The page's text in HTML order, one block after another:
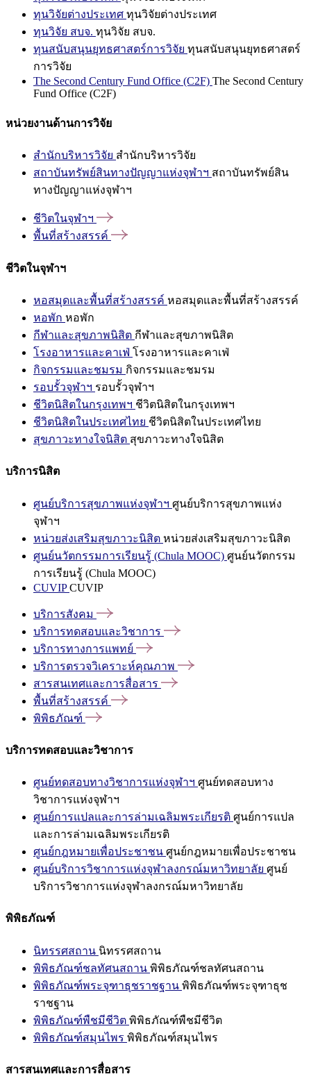
ทุนวิจัยต่างประเทศ ทุนวิจัยต่างประเทศ
ทุนวิจัย สบจ. ทุนวิจัย สบจ.
ทุนสนับสนุนยุทธศาสตร์การวิจัย ทุนสนับสนุนยุทธศาสตร์
การวิจัย
The Second Century Fund Office (C2F) The Second Century
Fund Office (C2F)
หน่วยงานด้านการวิจัย
สำนักบริหารวิจัย สำนักบริหารวิจัย
สถาบันทรัพย์สินทางปัญญาแห่งจุฬาฯ สถาบันทรัพย์สิน
ทางปัญญาแห่งจุฬาฯ
ชีวิตในจุฬาฯ
พื้นที่สร้างสรรค์
ชีวิตในจุฬาฯ
หอสมุดและพื้นที่สร้างสรรค์ หอสมุดและพื้นที่สร้างสรรค์
หอพัก หอพัก
กีฬาและสุขภาพนิสิต กีฬาและสุขภาพนิสิต
โรงอาหารและคาเฟ่ โรงอาหารและคาเฟ่
กิจกรรมและชมรม กิจกรรมและชมรม
รอบรั้วจุฬาฯ รอบรั้วจุฬาฯ
ชีวิตนิสิตในกรุงเทพฯ ชีวิตนิสิตในกรุงเทพฯ
ชีวิตนิสิตในประเทศไทย ชีวิตนิสิตในประเทศไทย
สุขภาวะทางใจนิสิต สุขภาวะทางใจนิสิต
บริการนิสิต
ศูนย์บริการสุขภาพแห่งจุฬาฯ ศูนย์บริการสุขภาพแห่ง
จุฬาฯ
หน่วยส่งเสริมสุขภาวะนิสิต หน่วยส่งเสริมสุขภาวะนิสิต
ศูนย์นวัตกรรมการเรียนรู้ (Chula MOOC) ศูนย์นวัตกรรม
การเรียนรู้ (Chula MOOC)
CUVIPCUVIP
บริการสังคม
บริการทดสอบและวิชาการ
บริการทางการแพทย์
บริการตรวจวิเคราะห์คุณภาพ
สารสนเทศและการสื่อสาร
พื้นที่สร้างสรรค์
พิพิธภัณฑ์
บริการทดสอบและวิชาการ
ศูนย์ทดสอบทางวิชาการแห่งจุฬาฯ ศูนย์ทดสอบทาง
วิชาการแห่งจุฬาฯ
ศูนย์การแปลและการล่ามเฉลิมพระเกียรติ ศูนย์การแปล
และการล่ามเฉลิมพระเกียรติ
ศูนย์กฎหมายเพื่อประชาชน ศูนย์กฎหมายเพื่อประชาชน
ศูนย์บริการวิชาการแห่งจุฬาลงกรณ์มหาวิทยาลัย ศูนย์
บริการวิชาการแห่งจุฬาลงกรณ์มหาวิทยาลัย
พิพิธภัณฑ์
นิทรรศสถาน นิทรรศสถาน
พิพิธภัณฑ์ชลทัศนสถาน พิพิธภัณฑ์ชลทัศนสถาน
พิพิธภัณฑ์พระจุฑาธุชราชฐาน พิพิธภัณฑ์พระจุฑาธุช
ราชฐาน
พิพิธภัณฑ์พืชมีชีวิต พิพิธภัณฑ์พืชมีชีวิต
พิพิธภัณฑ์สมุนไพร พิพิธภัณฑ์สมุนไพร
สารสนเทศและการสื่อสาร